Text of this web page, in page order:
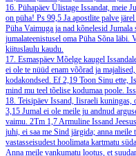
16. Pühapäev Ülistage Issandat, meie
on püha! Ps 99,5 Ja apostlite palve
Püha Vaimuga ja nad kõnelesid Jumala
jumalateenistusel oma Püha Sõna
kiituslaulu kaudu.
17. Esmaspäev Mõelge kaugel
ei ole te nüüd enam võõrad ja
kodakondsed. Ef 2,19 Toon Sinu ette,
mind mu teel tõelise kodumaa poole.
18. Teisipäev Issand, Iisraeli kuningas,
3,15 Jumal ei ole meile ju andnud
vaimu. 2Tm 1,7Armuline Issand
juhi, ei saa me Sind järgida; anna
vastasseisudest hoolimata kartmatu
Anna meile vankumatu lootus, et